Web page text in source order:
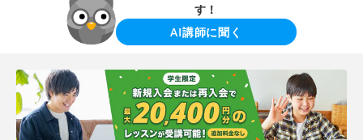
す！
AI講師に聞く